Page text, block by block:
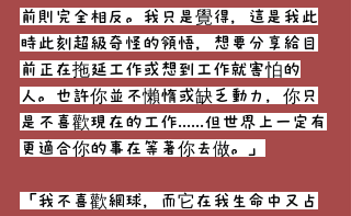
前則完全相反。我只是覺得，這是我此
時此刻超級奇怪的領悟，想要分享給目
前正在拖延工作或想到工作就害怕的
人。也許你並不懶惰或缺乏動力，你只
是不喜歡現在的工作......但世界上一定有
更適合你的事在等著你去做。」
「我不喜歡網球，而它在我生命中又占